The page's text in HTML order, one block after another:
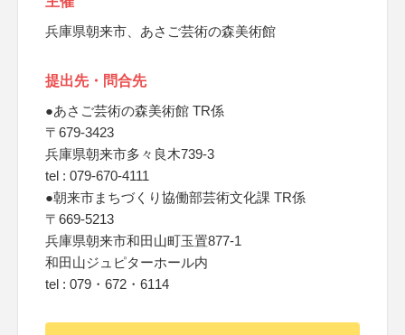
兵庫県朝来市、あさご芸術の森美術館
提出先・問合先
●あさご芸術の森美術館 TR係
〒679-3423
兵庫県朝来市多々良木739-3
tel : 079-670-4111
●朝来市まちづくり協働部芸術文化課 TR係
〒669-5213
兵庫県朝来市和田山町玉置877-1
和田山ジュピターホール内
tel : 079・672・6114